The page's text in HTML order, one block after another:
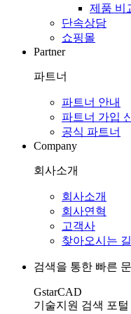
제품 비
단속상담
쇼핑몰
Partner
파트너
파트너 안내
파트너 가입
공식 파트너
Company
회사소개
회사소개
회사연혁
고객사
찾아오시는 길
검색을 통한 빠른
GstarCAD
기술지원 검색 포털